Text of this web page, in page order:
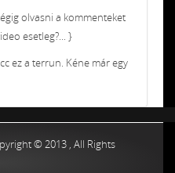
olvasni a kommenteket
esetleg?... }
ez a terrun. Kéne már egy
© 2013 , All Rights